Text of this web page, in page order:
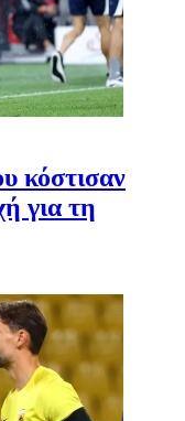
κόστισαν
για τη